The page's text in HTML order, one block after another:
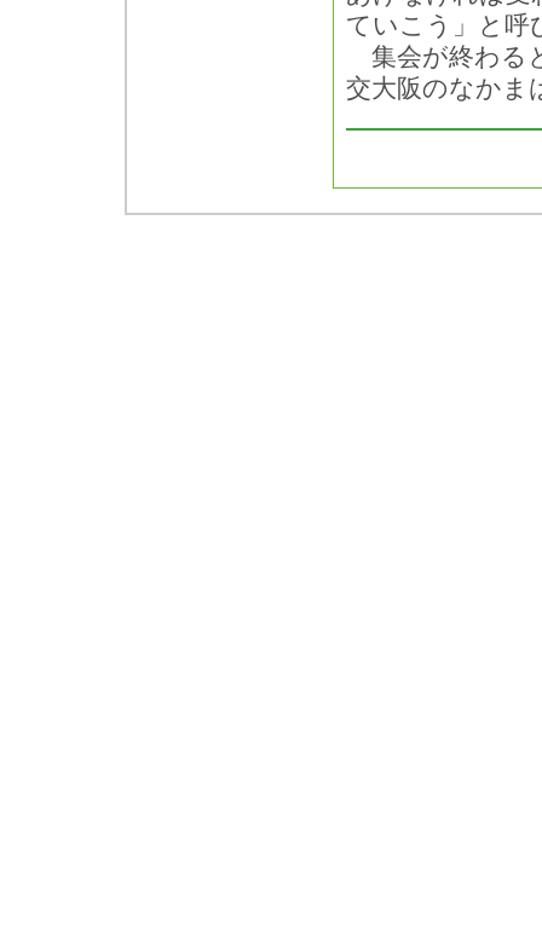
ていこう」と呼
集会が終わる
交大阪のなかま